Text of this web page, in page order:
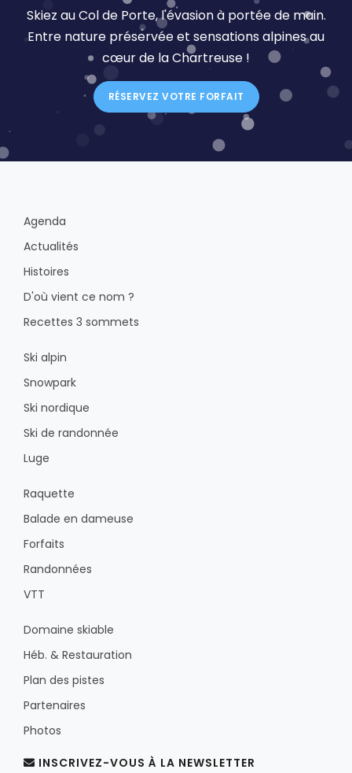
Skiez au Col de Porte, l'évasion à portée de main.
Entre nature préservée et sensations alpines au
cœur de la Chartreuse !
RÉSERVEZ VOTRE FORFAIT
Agenda
Actualités
Histoires
D'où vient ce nom ?
Recettes 3 sommets
Ski alpin
Snowpark
Ski nordique
Ski de randonnée
Luge
Raquette
Balade en dameuse
Forfaits
Randonnées
VTT
Domaine skiable
Héb. & Restauration
Plan des pistes
Partenaires
Photos
INSCRIVEZ-VOUS À LA NEWSLETTER